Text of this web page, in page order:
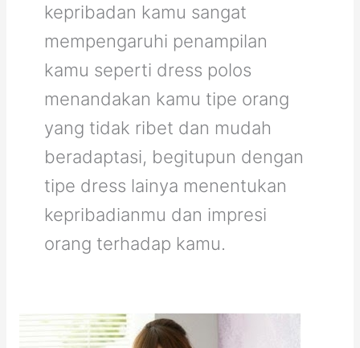
kepribadan kamu sangat
mempengaruhi penampilan
kamu seperti dress polos
menandakan kamu tipe orang
yang tidak ribet dan mudah
beradaptasi, begitupun dengan
tipe dress lainya menentukan
kepribadianmu dan impresi
orang terhadap kamu.